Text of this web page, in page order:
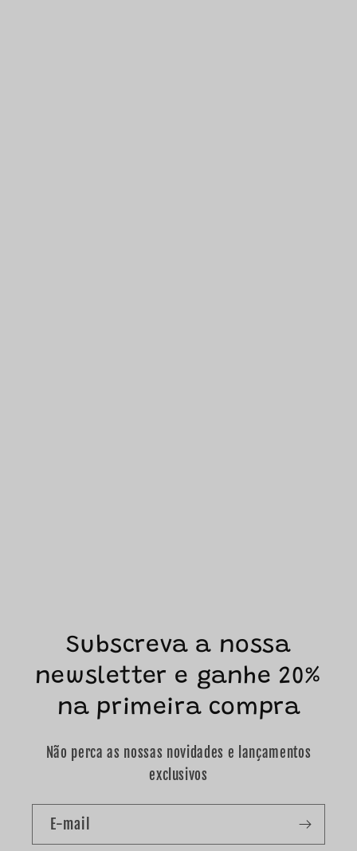
Subscreva a nossa
newsletter e ganhe 20%
na primeira compra
Não perca as nossas novidades e lançamentos
exclusivos
E-mail